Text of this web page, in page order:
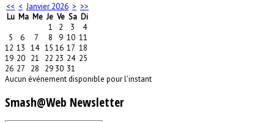
<< < Janvier 2026 > >>
Lu Ma Me Je Ve Sa Di
1
2 3
4
5
6 7 8 9 10 11
12 13 14 15 16 17 18
19 20 21 22 23 24 25
26 27 28 29 30 31
Aucun événement disponible pour l'instant
Smash@Web Newsletter